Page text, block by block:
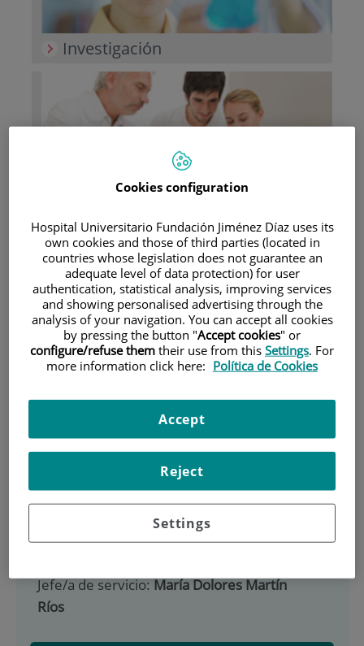
Investigación
Docencia
Teléfono de atención al usuario
900 301 013
INICIO|CARTERA DE SERVICIOS
Medicina Preventiva
Teléfono:915504800
medicinapreventiva@hospitalreyjuncarlos.es
Jefe/a de servicio:María Dolores Martín
Ríos
Cookies configuration
Hospital Universitario Fundación Jiménez Díaz uses its
own cookies and those of third parties (located in
countries whose legislation does not guarantee an
adequate level of data protection) for user
authentication, statistical analysis, improving services
and showing personalised advertising through the
analysis of your navigation. You can accept all cookies
by pressing the button "Accept cookies" or
configure/refuse them their use from this Settings. For
more information click here: Política de Cookies
Settings
Reject
Accept